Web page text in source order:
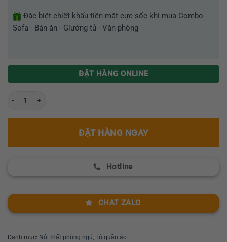
Đặc biệt chiết khấu tiền mặt cực sốc khi mua Combo
Sofa - Bàn ăn - Giường tủ - Văn phòng
ĐẶT HÀNG ONLINE
ĐẶT HÀNG NGAY
Hotline
CHAT ZALO
Danh mục: Nội thất phòng ngủ, Tủ quần áo